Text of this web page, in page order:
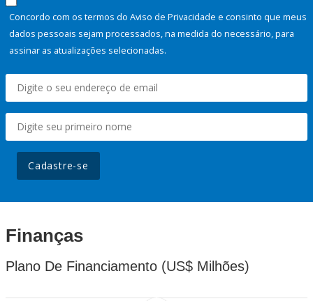
Concordo com os termos do Aviso de Privacidade e consinto que meus
dados pessoais sejam processados, na medida do necessário, para
assinar as atualizações selecionadas.
Cadastre-se
Finanças
Plano De Financiamento (US$ Milhões)